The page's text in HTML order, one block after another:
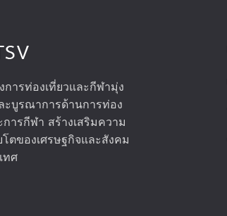
การท่องเที่ยวและกีฬามุ่ง
บูรณาการด้านการท่อง
การกีฬา สร้างเสริมความ
โตของเศรษฐกิจและสังคม
ทศ